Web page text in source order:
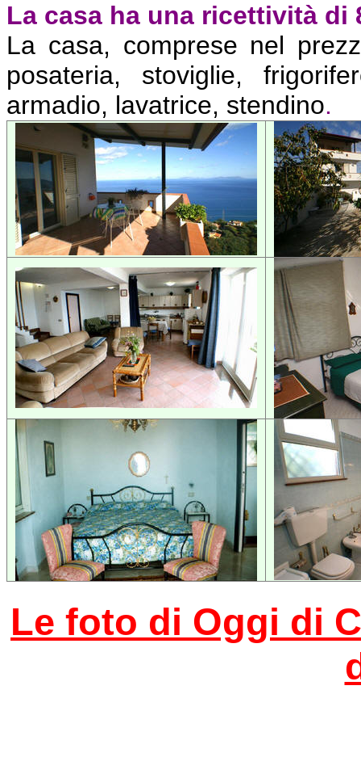
La casa ha una ricettività di
La casa, comprese nel
posateria, stoviglie,
armadio, lavatrice, stendino.
Le foto di Oggi di